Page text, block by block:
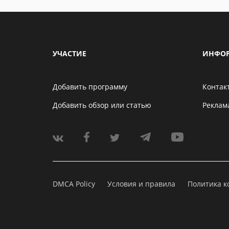
УЧАСТИЕ
Добавить программу
Добавить обзор или статью
DMCA Policy Условия и правила
Политика